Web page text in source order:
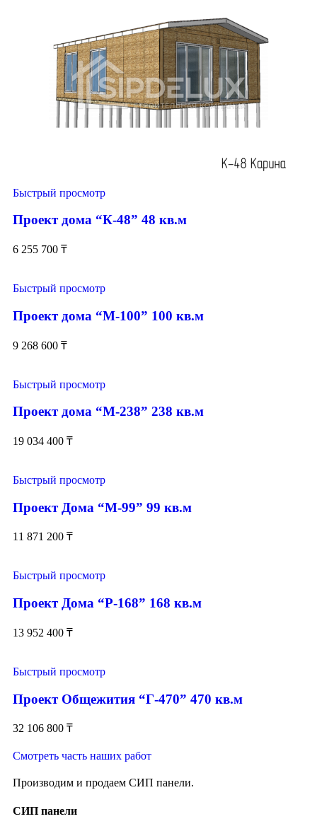
Быстрый просмотр
Проект дома “К-48” 48 кв.м
6 255 700 ₸
Быстрый просмотр
Проект дома “М-100” 100 кв.м
9 268 600 ₸
Быстрый просмотр
Проект дома “М-238” 238 кв.м
19 034 400 ₸
Быстрый просмотр
Проект Дома “М-99” 99 кв.м
11 871 200 ₸
Быстрый просмотр
Проект Дома “Р-168” 168 кв.м
13 952 400 ₸
Быстрый просмотр
Проект Общежития “Г-470” 470 кв.м
32 106 800 ₸
Смотреть часть наших работ
Производим и продаем СИП панели.
СИП панели